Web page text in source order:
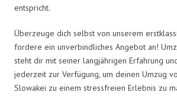
entspricht.
Überzeuge dich selbst von unserem
fordere ein unverbindliches Angebot an!
steht dir mit seiner langjährigen Erfahrung
jederzeit zur Verfügung, um deinen Umzug
Slowakei zu einem stressfreien Erlebnis zu